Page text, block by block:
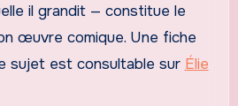
il grandit — constitue le
œuvre comique. Une fiche
sujet est consultable sur Élie